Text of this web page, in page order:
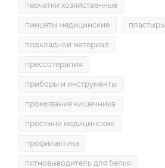
перчатки хозяйственные
пинцеты медицинские пластырь
подкладной материал
прессотерапия
приборы и инструменты
промывание кишечника
простыни медицинские
профилактика
пятновыводитель для белья